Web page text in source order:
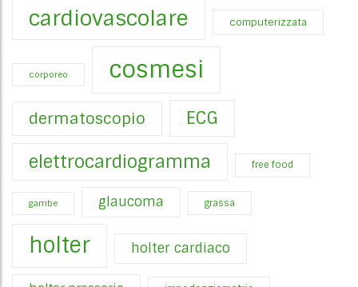
cardiovascolare computerizzata
corporeo cosmesi
dermatoscopio ECG
elettrocardiogramma free food
gambe glaucoma grassa
holter holter cardiaco